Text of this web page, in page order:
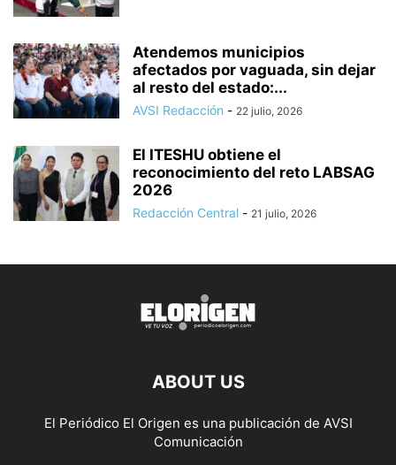
Atendemos municipios
afectados por vaguada, sin dejar
al resto del estado:...
AVSI Redacción - 22 julio, 2026
El ITESHU obtiene el
reconocimiento del reto LABSAG
2026
Redacción Central - 21 julio, 2026
ABOUT US
El Periódico El Origen es una publicación de AVSI
Comunicación